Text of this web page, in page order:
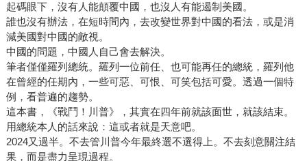
起碼眼下，沒有人能顛覆中國，也沒人有能遏制美國。
誰也沒有辦法，在短時間內，去改變世界對中國的看法，或是消
減美國對中國的敵視。
中國的問題，中國人自己會去解決。
筆者僅僅羅列總統。羅列一位前任、也可能再任的總統，羅列他
在曾經的任期內，一些可惡、可恨、可笑包括可愛。透過一個特
例，看普遍的趨勢。
這本書，《戰鬥！川普》，其實在四年前就該面世，就該結束。
用總統本人的話來說：這或者就是天意吧。
2024又過半。不去管川普今年最終選不選得上。不去刻意關注結
果，而是盡力呈現過程。